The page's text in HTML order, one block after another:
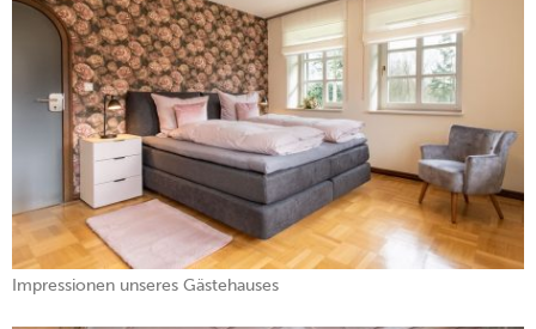
Impressionen unseres Gästehauses